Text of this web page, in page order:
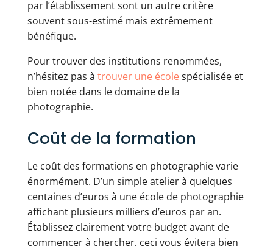
par l’établissement sont un autre critère
souvent sous-estimé mais extrêmement
bénéfique.
Pour trouver des institutions renommées,
n’hésitez pas à trouver une écolespécialisée et
bien notée dans le domaine de la
photographie.
Coût de la formation
Le coût des formations en photographie varie
énormément. D’un simple atelier à quelques
centaines d’euros à une école de photographie
affichant plusieurs milliers d’euros par an.
Établissez clairement votre budget avant de
commencer à chercher, ceci vous évitera bien